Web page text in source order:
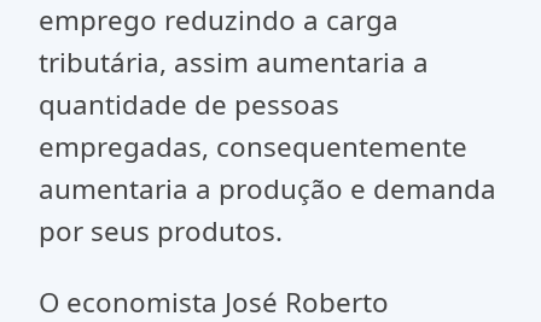
emprego reduzindo a carga
tributária, assim aumentaria a
quantidade de pessoas
empregadas, consequentemente
aumentaria a produção e demanda
por seus produtos.
O economista José Roberto